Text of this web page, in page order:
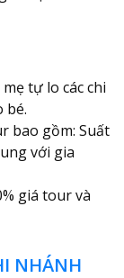
tự lo các chi
bé.
bao gồm: Suất
với gia
giá tour và
NHÁNH